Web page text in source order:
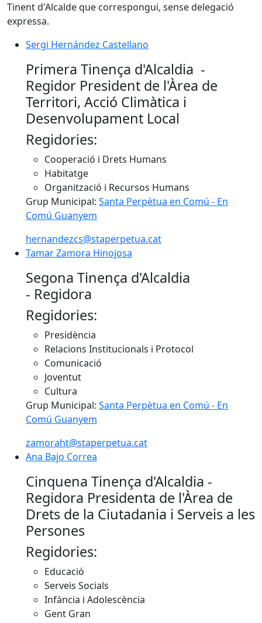
Tinent d'Alcalde que correspongui, sense delegació
expressa.
Sergi Hernández Castellano
Sergi Hernández Castellano
Primera Tinença d'Alcaldia -
Regidor President de l'Àrea de
Territori, Acció Climàtica i
Desenvolupament Local
Regidories:
Cooperació i Drets Humans
Habitatge
Organització i Recursos Humans
Grup Municipal: Santa Perpètua en Comú - En
Comú Guanyem
hernandezcs@staperpetua.cat
Tamar Zamora Hinojosa
Tamar Zamora Hinojosa
Segona Tinença d'Alcaldia
- Regidora
Regidories:
Presidència
Relacions Institucionals i Protocol
Comunicació
Joventut
Cultura
Grup Municipal: Santa Perpètua en Comú - En
Comú Guanyem
zamoraht@staperpetua.cat
Ana Bajo Correa
Ana Bajo Correa
Cinquena Tinença d'Alcaldia -
Regidora Presidenta de l'Àrea de
Drets de la Ciutadania i Serveis a les
Persones
Regidories:
Educació
Serveis Socials
Infància i Adolescència
Gent Gran